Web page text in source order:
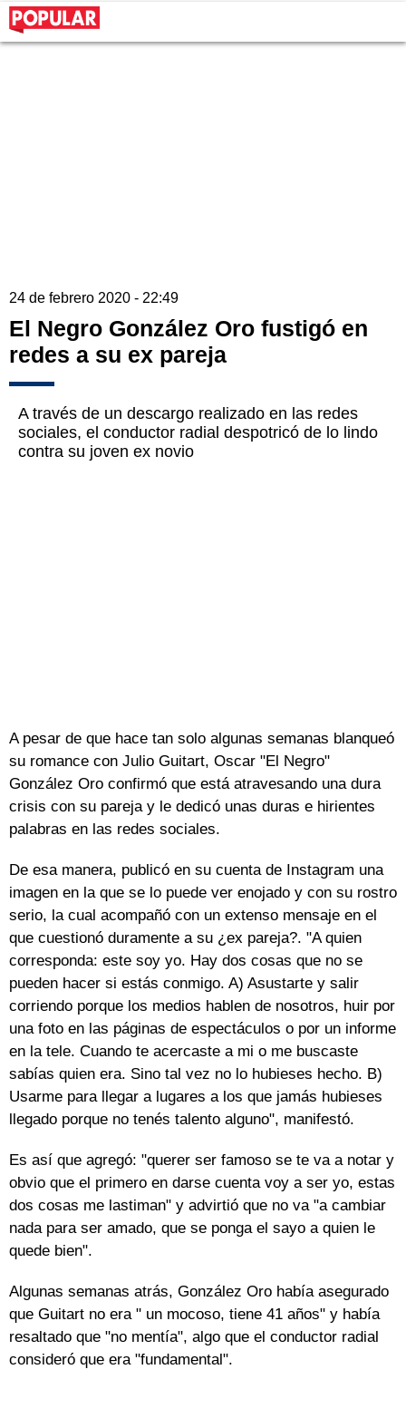
24 de febrero 2020 - 22:49
El Negro González Oro fustigó en
redes a su ex pareja
A través de un descargo realizado en las redes
sociales, el conductor radial despotricó de lo lindo
contra su joven ex novio
A pesar de que hace tan solo algunas semanas blanqueó
su romance con Julio Guitart, Oscar "El Negro"
González Oro confirmó que está atravesando una dura
crisis con su pareja y le dedicó unas duras e hirientes
palabras en las redes sociales.
De esa manera, publicó en su cuenta de Instagram una
imagen en la que se lo puede ver enojado y con su rostro
serio, la cual acompañó con un extenso mensaje en el
que cuestionó duramente a su ¿ex pareja?. "A quien
corresponda: este soy yo. Hay dos cosas que no se
pueden hacer si estás conmigo. A) Asustarte y salir
corriendo porque los medios hablen de nosotros, huir por
una foto en las páginas de espectáculos o por un informe
en la tele. Cuando te acercaste a mi o me buscaste
sabías quien era. Sino tal vez no lo hubieses hecho. B)
Usarme para llegar a lugares a los que jamás hubieses
llegado porque no tenés talento alguno", manifestó.
Es así que agregó: "querer ser famoso se te va a notar y
obvio que el primero en darse cuenta voy a ser yo, estas
dos cosas me lastiman" y advirtió que no va "a cambiar
nada para ser amado, que se ponga el sayo a quien le
quede bien".
Algunas semanas atrás, González Oro había asegurado
que Guitart no era " un mocoso, tiene 41 años" y había
resaltado que "no mentía", algo que el conductor radial
consideró que era "fundamental".